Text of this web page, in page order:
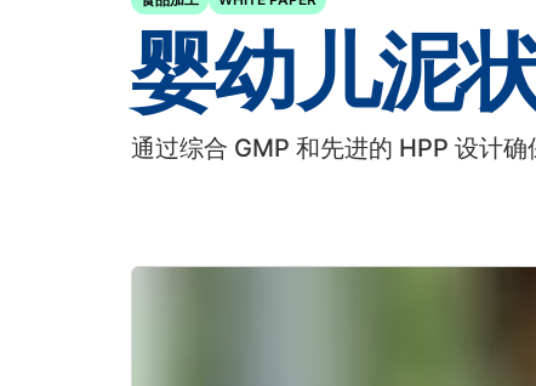
婴幼儿泥
通过综合 GMP 和先进的 HPP 设计